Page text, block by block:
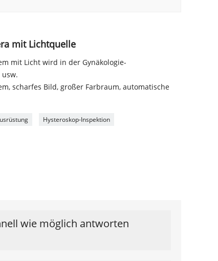
mit Lichtquelle
mit Licht wird in der Gynäkologie-
scharfes Bild, großer Farbraum, automatische
Hysteroskop-Inspektion
wie möglich antworten